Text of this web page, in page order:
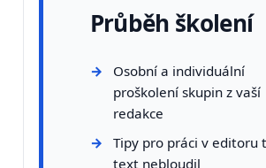
Průběh školení
Osobní a individuální
proškolení skupin z vaší
redakce
Tipy pro práci v editoru
text nebloudil